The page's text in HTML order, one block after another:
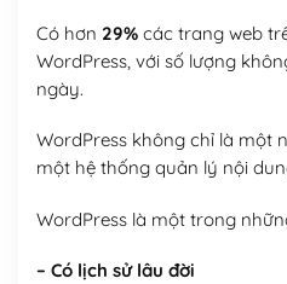
Có hơn 29%các trang web
WordPress, với số lượng
ngày.
WordPress không chỉ là một
một hệ thống quản lý nội
WordPress là một trong
– Có lịch sử lâu đời